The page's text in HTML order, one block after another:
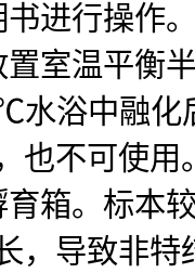
进行操作
室温平衡
水浴中融化
也不可使用
箱。标本
，导致非